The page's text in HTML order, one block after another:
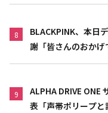
8
BLACKPINK、本日
謝「皆さんのおかげ
9
ALPHA DRIVE ONE
表「声帯ポリープと